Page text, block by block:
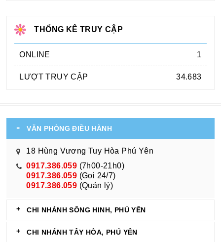
THỐNG KÊ TRUY CẬP
ONLINE 1
LƯỢT TRUY CẬP 34.683
VĂN PHÒNG ĐIỀU HÀNH
18 Hùng Vương Tuy Hòa Phú Yên
0917.386.059 (7h00-21h0)
0917.386.059 (Gọi 24/7)
0917.386.059 (Quản lý)
CHI NHÁNH SÔNG HINH, PHÚ YÊN
CHI NHÁNH TÂY HÒA, PHÚ YÊN